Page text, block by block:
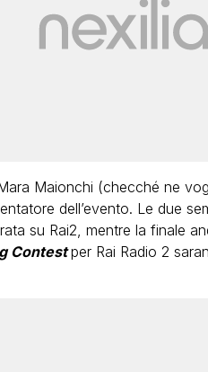
Maionchi (checché ne
dell’evento. Le due
su Rai2, mentre la finale
Contest per Rai Radio 2